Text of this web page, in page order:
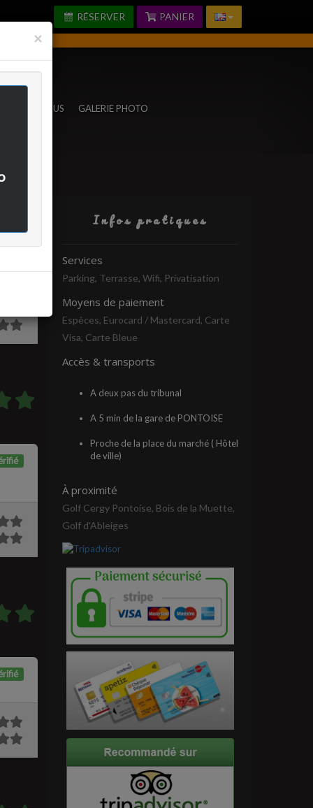
PANIER
RÉSERVER
NOUS GALERIE PHOTO
Infos pratiques
Services
Parking, Terrasse, Wifi, Privatisation
Moyens de paiement
Espèces, Eurocard / Mastercard, Carte
Visa, Carte Bleue
Accès & transports
A deux pas du tribunal
A 5 min de la gare de PONTOISE
Proche de la place du marché ( Hôtel
de ville)
À proximité
Golf Cergy Pontoise, Bois de la Muette,
Golf d'Ableiges
×Fermer